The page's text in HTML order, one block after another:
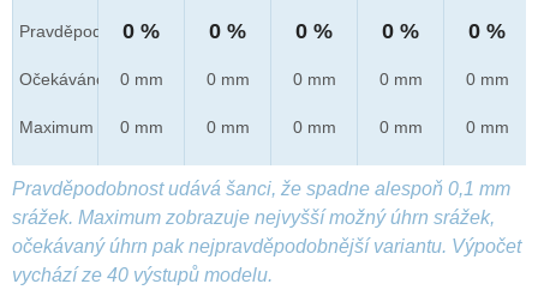
Pravděpod.
Očekáváno
Maximum
0 %
0 mm
0 mm
0 %
0 mm
0 mm
0 %
0 mm
0 mm
0 %
0 mm
0 mm
0 %
0 mm
0 mm
Pravděpodobnost udává šanci, že spadne alespoň 0,1 mm
srážek. Maximum zobrazuje nejvyšší možný úhrn srážek,
očekávaný úhrn pak nejpravděpodobnější variantu. Výpočet
vychází ze 40 výstupů modelu.